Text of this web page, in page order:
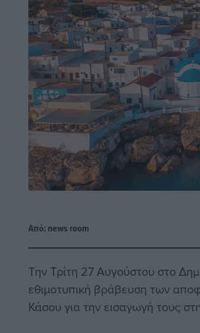
Από: news room
Την Τρίτη 27 Αυγούστου στο
εθιμοτυπική βράβευση των
Κάσου για την εισαγωγή τους